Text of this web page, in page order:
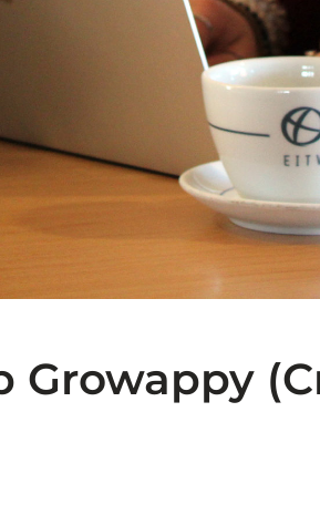
Growappy